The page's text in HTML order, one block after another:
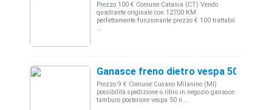
Prezzo:100 € Comune:Catania (CT) Vendo
quadrante originale con 12700 KM
perfettamente funzionante prezzo € 100 trattabil
...
Ganasce freno dietro vespa 50 N - L -
Prezzo:9 € Comune:Cusano Milanino (MI)
possibilità spedizione o ritiro in negozio ganasce
tamburo posteriore vespa 50 n ...